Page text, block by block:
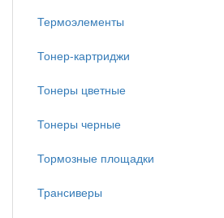
Термоэлементы
Тонер-картриджи
Тонеры цветные
Тонеры черные
Тормозные площадки
Трансиверы